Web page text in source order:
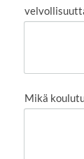
Mikä